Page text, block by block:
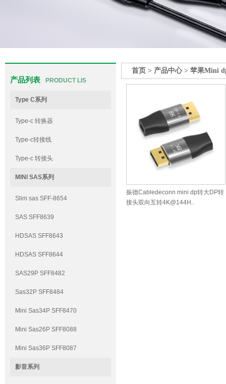
产品列表 PRODUCT LIS
Type C系列
Type-c 转换器
Type-c转接线
Type-c 转接头
MINI SAS系列
Slim sas SFF-8654
SAS SFF8639
HDSAS SFF8643
HDSAS SFF8644
SAS29P SFF8482
Sas32P SFF8484
Mini Sas34P SFF8470
Mini Sas26P SFF8088
Mini Sas36P SFF8087
影音系列
首页 > 产品中心> 苹果Mini
振德Cabledeconn mini dp转大DP转
接头双向互转4K@144H..